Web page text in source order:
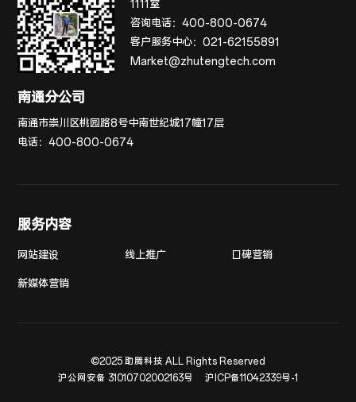
1111室
咨询电话：400-800-0674
客户服务中心：021-62155891
Market@zhutengtech.com
南通分公司
南通市崇川区桃园路8号中南世纪城17幢17层
电话：400-800-0674
服务内容
网站建设 线上推广 口碑营销
新媒体营销
©2025 助腾科技 ALL Rights Reserved
沪公网安备 31010702002163号
沪ICP备11042339号-1